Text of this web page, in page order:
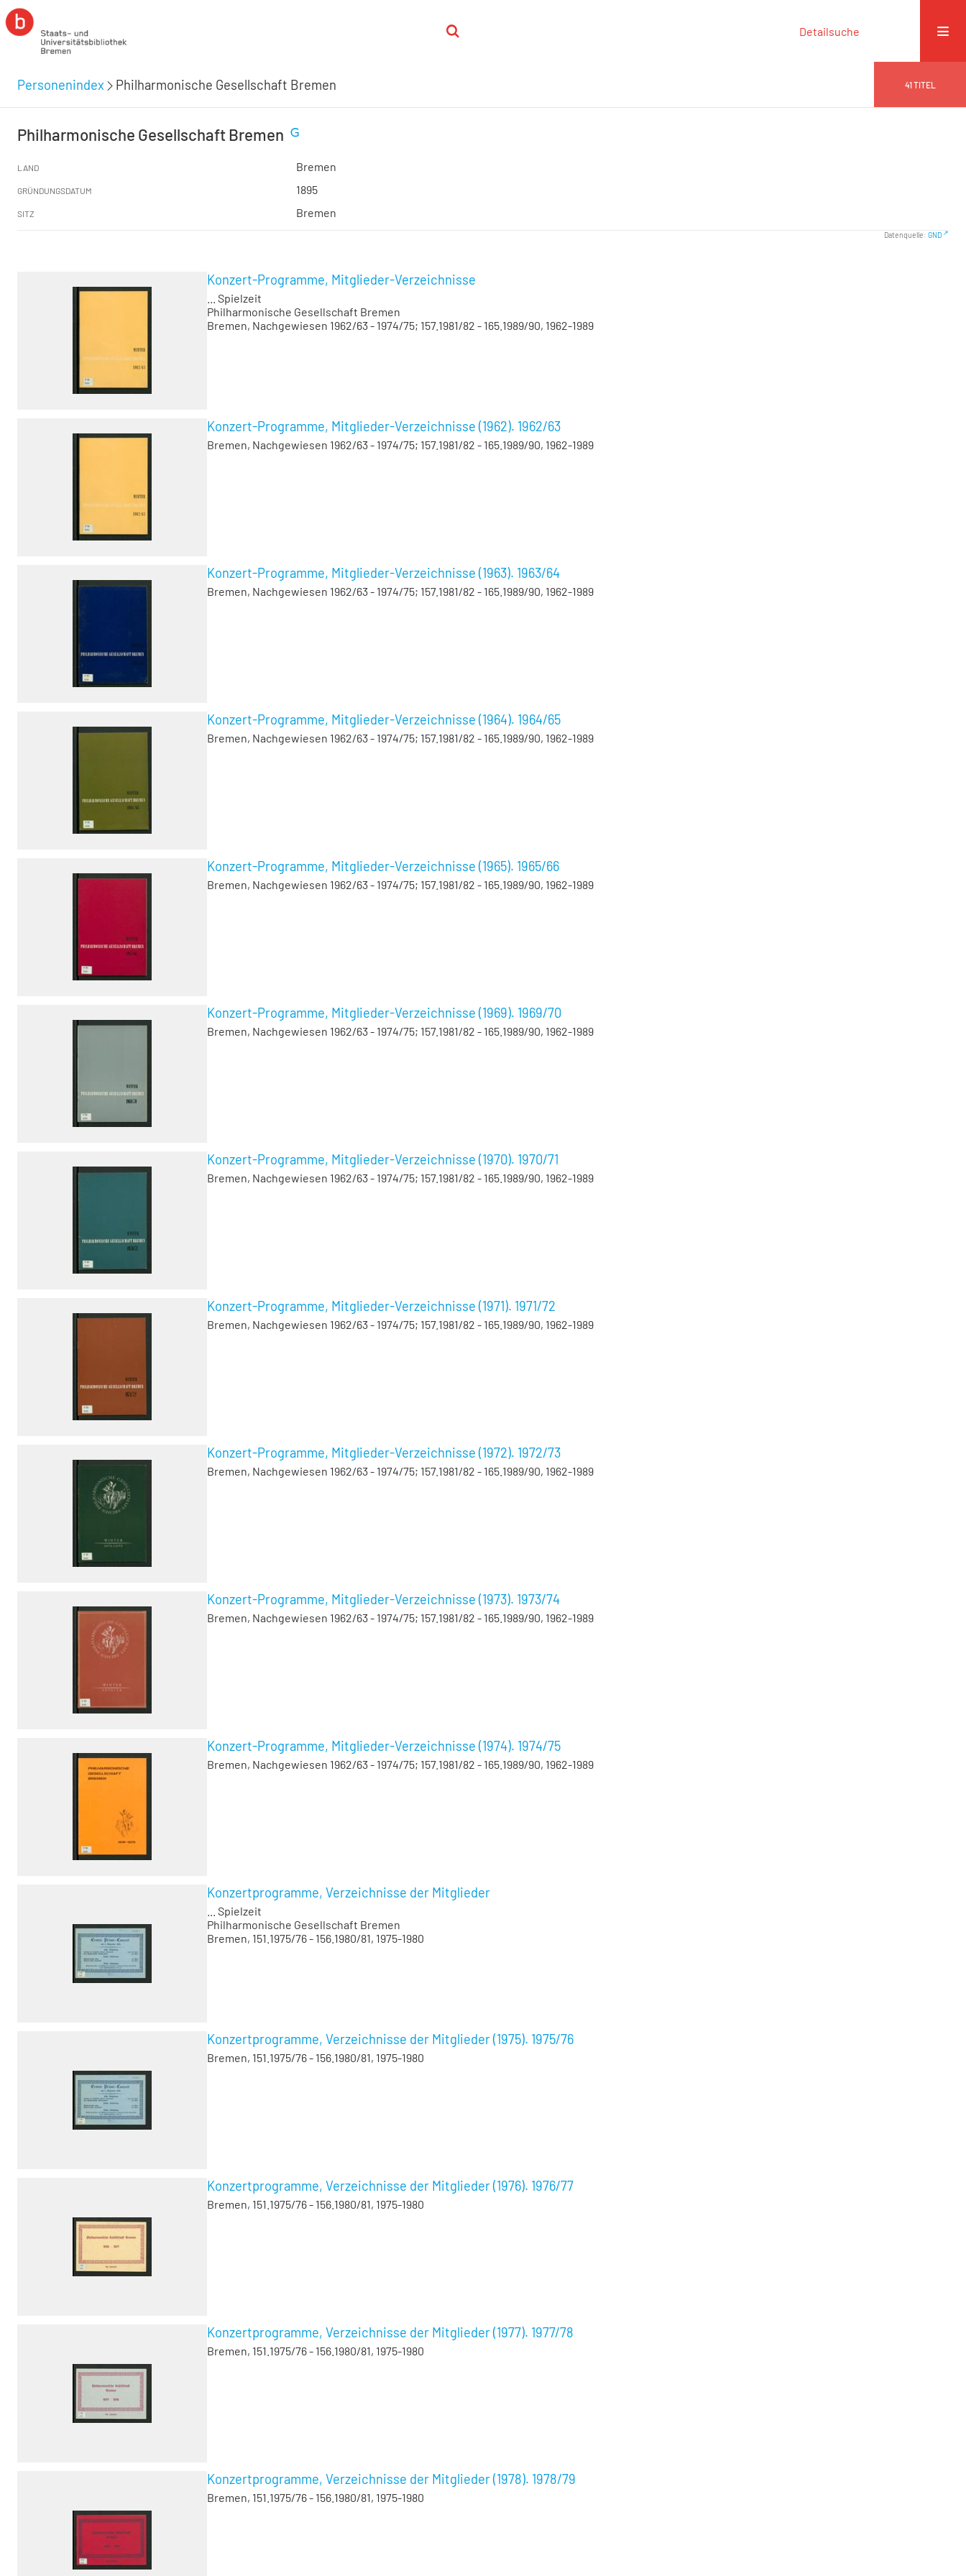
Detailsuche
Personenindex Philharmonische Gesellschaft Bremen 41TITEL
Philharmonische Gesellschaft Bremen
LAND Bremen
GRÜNDUNGSDATUM 1895
SITZ Bremen
Datenquelle: GND
Konzert-Programme, Mitglieder-Verzeichnisse
... Spielzeit
Philharmonische Gesellschaft Bremen
Bremen, Nachgewiesen 1962/63 - 1974/75; 157.1981/82 - 165.1989/90, 1962-1989
Konzert-Programme, Mitglieder-Verzeichnisse (1962). 1962/63
Bremen, Nachgewiesen 1962/63 - 1974/75; 157.1981/82 - 165.1989/90, 1962-1989
Konzert-Programme, Mitglieder-Verzeichnisse (1963). 1963/64
Bremen, Nachgewiesen 1962/63 - 1974/75; 157.1981/82 - 165.1989/90, 1962-1989
Konzert-Programme, Mitglieder-Verzeichnisse (1964). 1964/65
Bremen, Nachgewiesen 1962/63 - 1974/75; 157.1981/82 - 165.1989/90, 1962-1989
Konzert-Programme, Mitglieder-Verzeichnisse (1965). 1965/66
Bremen, Nachgewiesen 1962/63 - 1974/75; 157.1981/82 - 165.1989/90, 1962-1989
Konzert-Programme, Mitglieder-Verzeichnisse (1969). 1969/70
Bremen, Nachgewiesen 1962/63 - 1974/75; 157.1981/82 - 165.1989/90, 1962-1989
Konzert-Programme, Mitglieder-Verzeichnisse (1970). 1970/71
Bremen, Nachgewiesen 1962/63 - 1974/75; 157.1981/82 - 165.1989/90, 1962-1989
Konzert-Programme, Mitglieder-Verzeichnisse (1971). 1971/72
Bremen, Nachgewiesen 1962/63 - 1974/75; 157.1981/82 - 165.1989/90, 1962-1989
Konzert-Programme, Mitglieder-Verzeichnisse (1972). 1972/73
Bremen, Nachgewiesen 1962/63 - 1974/75; 157.1981/82 - 165.1989/90, 1962-1989
Konzert-Programme, Mitglieder-Verzeichnisse (1973). 1973/74
Bremen, Nachgewiesen 1962/63 - 1974/75; 157.1981/82 - 165.1989/90, 1962-1989
Konzert-Programme, Mitglieder-Verzeichnisse (1974). 1974/75
Bremen, Nachgewiesen 1962/63 - 1974/75; 157.1981/82 - 165.1989/90, 1962-1989
Konzertprogramme, Verzeichnisse der Mitglieder
... Spielzeit
Philharmonische Gesellschaft Bremen
Bremen, 151.1975/76 - 156.1980/81, 1975-1980
Konzertprogramme, Verzeichnisse der Mitglieder (1975). 1975/76
Bremen, 151.1975/76 - 156.1980/81, 1975-1980
Konzertprogramme, Verzeichnisse der Mitglieder (1976). 1976/77
Bremen, 151.1975/76 - 156.1980/81, 1975-1980
Konzertprogramme, Verzeichnisse der Mitglieder (1977). 1977/78
Bremen, 151.1975/76 - 156.1980/81, 1975-1980
Konzertprogramme, Verzeichnisse der Mitglieder (1978). 1978/79
Bremen, 151.1975/76 - 156.1980/81, 1975-1980